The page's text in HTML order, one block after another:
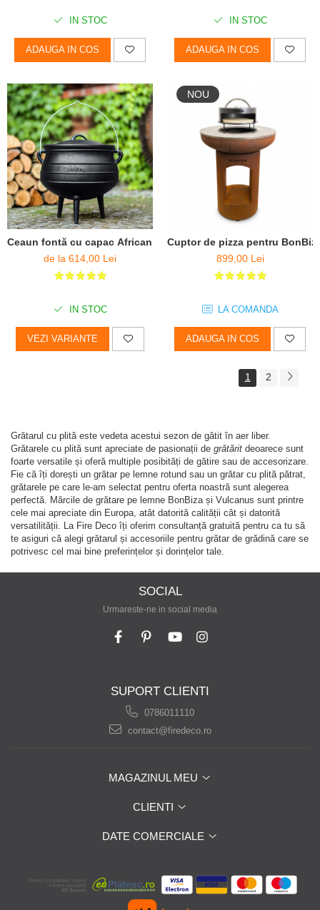
IN STOC
ADAUGA IN COS
IN STOC
ADAUGA IN COS
Ceaun fontă cu capac African Pot
de la 614,00 Lei
IN STOC
VEZI VARIANTE
NOU
Cuptor de pizza pentru
899,00 Lei
LA COMANDA
ADAUGA IN COS
1 2
Grătarul cu plită este vedeta acestui sezon de gătit în aer liber.
Grătarele cu plită sunt apreciate de pasionații de grătărit deoarece sunt
foarte versatile și oferă multiple posibități de gătire sau de accesorizare.
Fie că îți dorești un grătar pe lemne rotund sau un grătar cu plită pătrat,
grătarele pe care le-am selectat pentru oferta noastră sunt alegerea
perfectă. Mărcile de grătare pe lemne BonBiza și Vulcanus sunt printre
cele mai apreciate din Europa, atât datorită calității cât și datorită
versatilității. La Fire Deco îți oferim consultanță gratuită pentru ca tu să
te asiguri că alegi grătarul și accesoriile pentru grătar de grădină care se
potrivesc cel mai bine preferințelor și dorințelor tale.
SOCIAL
Urmareste-ne in social media
SUPORT CLIENTI
0786011110
contact@firedeco.ro
MAGAZINUL MEU
CLIENTI
DATE COMERCIALE